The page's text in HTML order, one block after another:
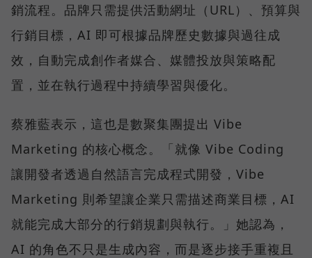
銷流程。品牌只需提供活動網址（URL）、預算與
行銷目標，AI 即可根據品牌歷史數據與過往成
效，自動完成創作者媒合、媒體投放與策略配
置，並在執行過程中持續學習與優化。
蔡雅藍表示，這也是數聚集團提出 Vibe
Marketing 的核心概念。「就像 Vibe Coding
讓開發者透過自然語言完成程式開發，Vibe
Marketing 則希望讓企業只需描述商業目標，AI
就能完成大部分的行銷規劃與執行。」她認為，
AI 的角色不只是生成內容，而是逐步接手重複且